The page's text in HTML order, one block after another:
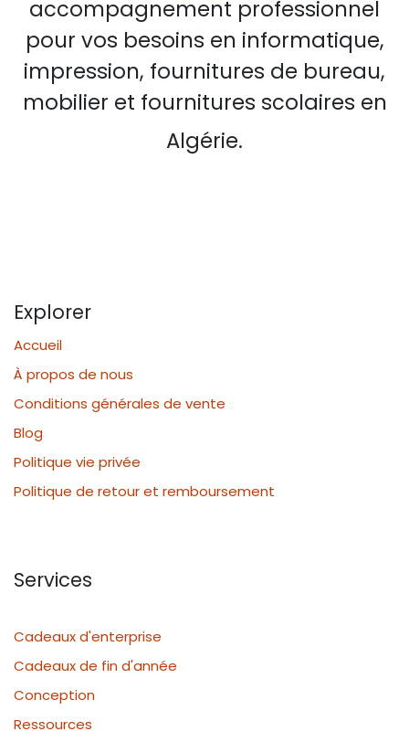
accompagnement professionnel
pour vos besoins en informatique,
impression, fournitures de bureau,
mobilier et fournitures scolaires en
Algérie.
Explorer
Accueil
À propos de nous
Conditions générales de vente
Blog
Politique vie privée
Politique de retour et remboursement
Services
Cadeaux d'enterprise
Cadeaux de fin d'année
Conception
Ressources